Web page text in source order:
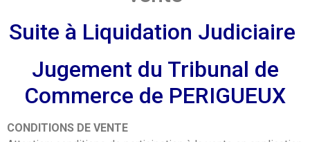
Suite à Liquidation Judiciaire
Jugement du Tribunal de
Commerce de PERIGUEUX
CONDITIONS DE VENTE